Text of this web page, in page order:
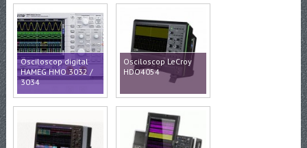
Osciloscop digital
HAMEG HMO 3032 /
3034
Osciloscop LeCroy
HDO4054